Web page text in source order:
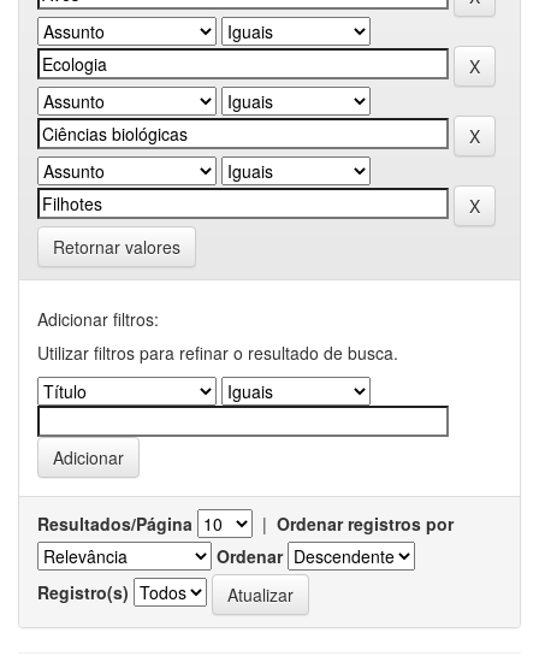
Retornar valores
Adicionar filtros:
Utilizar filtros para refinar o resultado de busca.
Resultados/Página | Ordenar registros por
Ordenar
Registro(s)